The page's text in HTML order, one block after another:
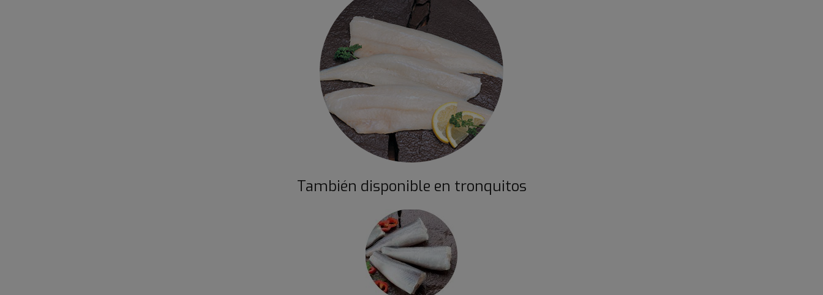
También disponible en tronquitos